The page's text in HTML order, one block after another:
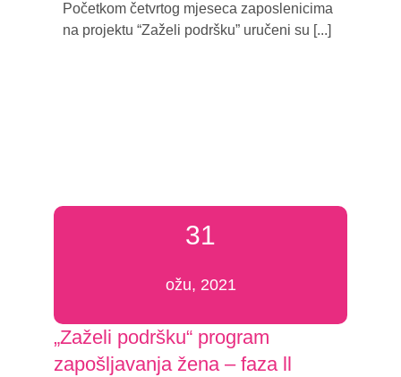
Početkom četvrtog mjeseca zaposlenicima
na projektu “Zaželi podršku” uručeni su [...]
31
ožu, 2021
„Zaželi podršku“ program
zapošljavanja žena – faza ll